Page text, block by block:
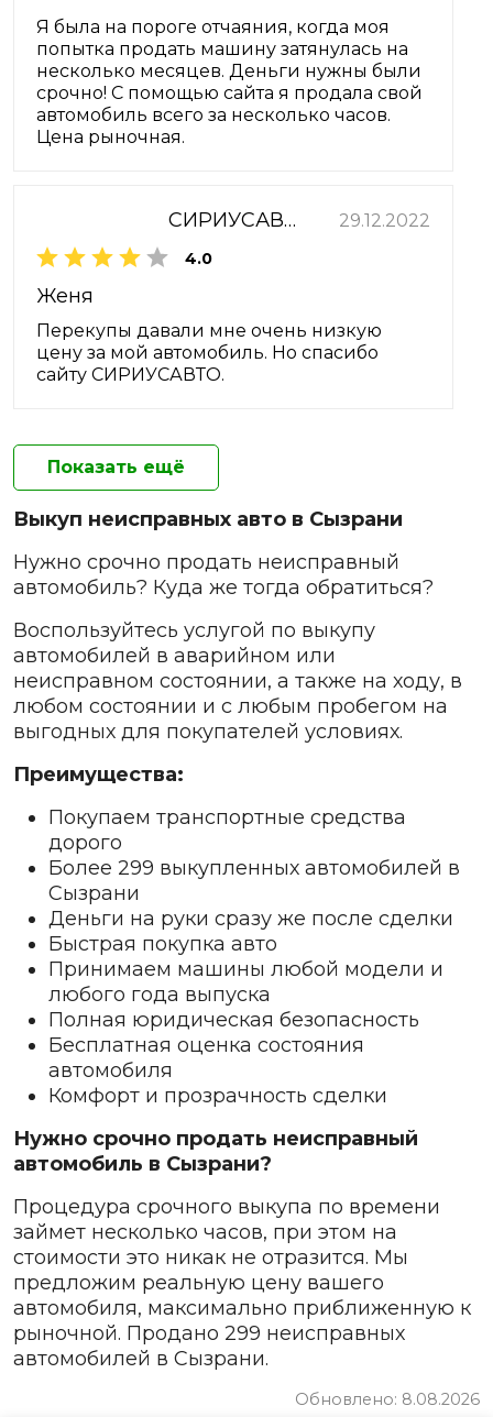
Я была на пороге отчаяния, когда моя
попытка продать машину затянулась на
несколько месяцев. Деньги нужны были
срочно! С помощью сайта я продала свой
автомобиль всего за несколько часов.
Цена рыночная.
СИРИУСАВТО 29.12.2022
4.0
Женя
Перекупы давали мне очень низкую
цену за мой автомобиль. Но спасибо
сайту СИРИУСАВТО.
Показать ещё
Выкуп неисправных авто в Сызрани
Нужно срочно продать неисправный
автомобиль? Куда же тогда обратиться?
Воспользуйтесь услугой по выкупу
автомобилей в аварийном или
неисправном состоянии, а также на ходу, в
любом состоянии и с любым пробегом на
выгодных для покупателей условиях.
Преимущества:
Покупаем транспортные средства
дорого
Более 299 выкупленных автомобилей в
Сызрани
Деньги на руки сразу же после сделки
Быстрая покупка авто
Принимаем машины любой модели и
любого года выпуска
Полная юридическая безопасность
Бесплатная оценка состояния
автомобиля
Комфорт и прозрачность сделки
Нужно срочно продать неисправный
автомобиль в Сызрани?
Процедура срочного выкупа по времени
займет несколько часов, при этом на
стоимости это никак не отразится. Мы
предложим реальную цену вашего
автомобиля, максимально приближенную к
рыночной. Продано 299 неисправных
автомобилей в Сызрани.
Обновлено: 8.08.2026